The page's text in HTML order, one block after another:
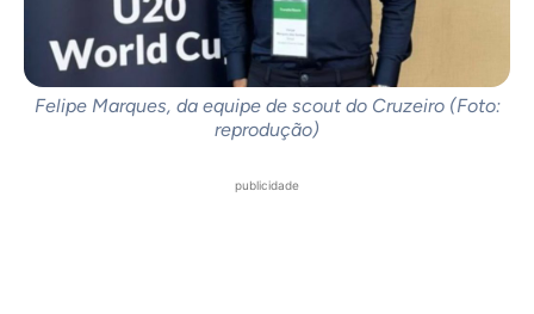
Felipe Marques, da equipe de scout do Cruzeiro (Foto:
reprodução)
publicidade